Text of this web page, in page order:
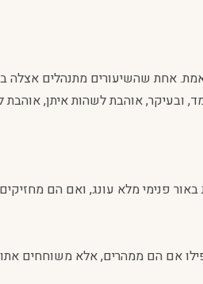
אחת שהשיעורים מתנהלים
ובעיקר, אוהבת לשהות איתן, אוהבת
פנימי מלא עונג, ואם הם
אם הם ממהרים, אלא משוחחים